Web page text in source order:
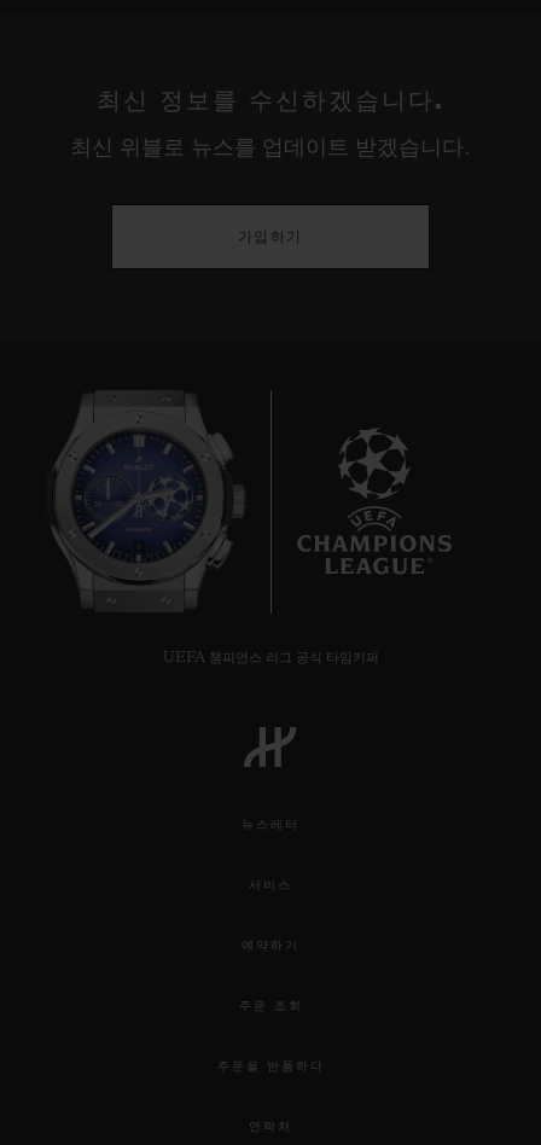
최신 정보를 수신하겠습니다.
최신 위블로 뉴스를 업데이트 받겠습니다.
가입하기
UEFA 챔피언스 리그 공식 타임키퍼
뉴스레터
서비스
예약하기
주문 조회
주문을 반품하다
연락처